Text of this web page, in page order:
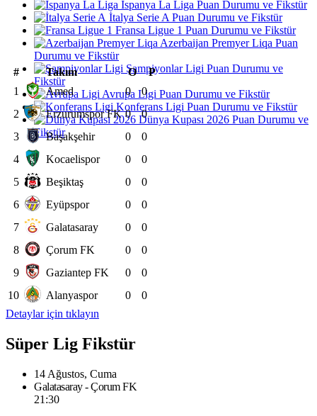
İspanya La Liga Puan Durumu ve Fikstür
İtalya Serie A Puan Durumu ve Fikstür
Fransa Ligue 1 Puan Durumu ve Fikstür
Azerbaijan Premyer Liqa Puan
Durumu ve Fikstür
Şampiyonlar Ligi Puan Durumu ve
Fikstür
Avrupa Ligi Puan Durumu ve Fikstür
Konferans Ligi Puan Durumu ve Fikstür
Dünya Kupası 2026 Puan Durumu ve
Fikstür
# Takım O
P
1
Amed 0
0
2
Erzurumspor FK 0
0
3
Başakşehir 0
0
4
Kocaelispor 0
0
5
Beşiktaş 0
0
6
Eyüpspor 0
0
7
Galatasaray 0
0
8
Çorum FK 0
0
9
Gaziantep FK 0
0
10
Alanyaspor 0
0
Detaylar için tıklayın
Süper Lig Fikstür
14 Ağustos, Cuma
Galatasaray - Çorum FK
21:30